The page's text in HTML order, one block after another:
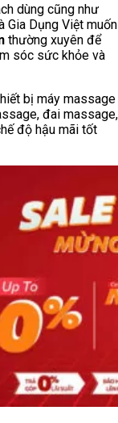
dùng cũng như
Gia Dụng Việt muốn
thường xuyên để
sóc sức khỏe và
bị máy massage
đai massage,
độ hậu mãi tốt